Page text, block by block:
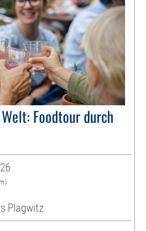
Foodtour durch
Plagwitz